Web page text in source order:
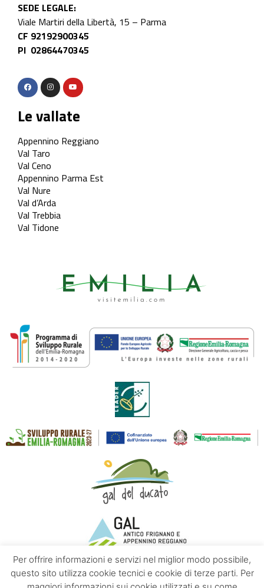
SEDE LEGALE:
Viale Martiri della Libertà, 15 – Parma
CF 92192900345
PI 02864470345
Le vallate
Appennino Reggiano
Val Taro
Val Ceno
Appennino Parma Est
Val Nure
Val d’Arda
Val Trebbia
Val Tidone
Per offrire informazioni e servizi nel miglior modo possibile,
questo sito utilizza cookie tecnici e cookie di terze parti. Per